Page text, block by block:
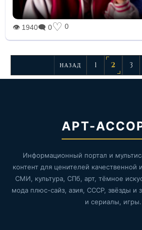
👁 1940🗨 0♡ 0
НАЗАД 1 2 3
АРТ-
Информационный портал и
контент для ценителей
СМИ, культура, СПб, арт, тёмное
мода плюс-сайз, азия, СССР, звёзды и
и сериалы, игры.